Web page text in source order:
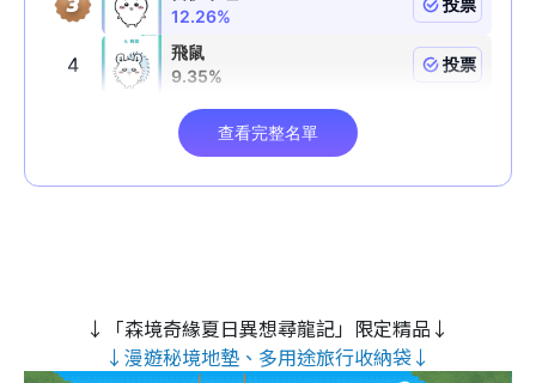
↓「森境奇緣夏日異想尋龍記」限定精品↓
↓漫遊秘境地墊、多用途旅行收納袋↓